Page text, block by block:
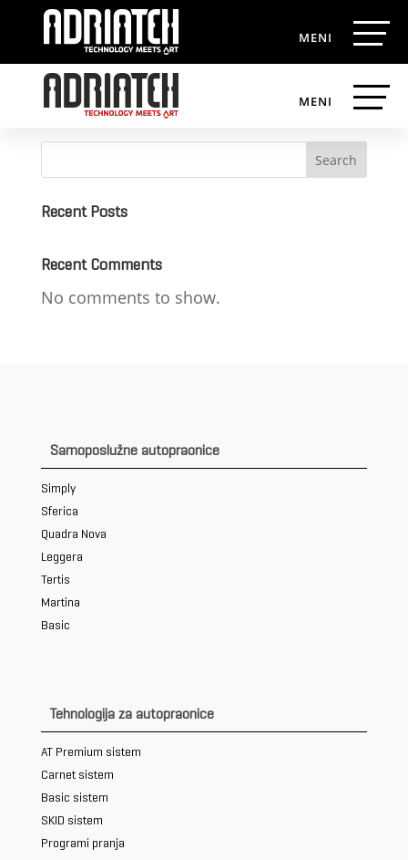
Looking for distributors!
Search
Recent Posts
Recent Comments
No comments to show.
Samoposlužne autopraonice
Simply
Sferica
Quadra Nova
Leggera
Tertis
Martina
Basic
Tehnologija za autopraonice
AT Premium sistem
Carnet sistem
Basic sistem
SKID sistem
Programi pranja